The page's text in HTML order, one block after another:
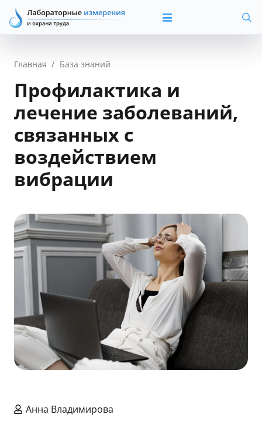
Главная / База знаний
Профилактика и
лечение заболеваний,
связанных с
воздействием
вибрации
Анна Владимирова